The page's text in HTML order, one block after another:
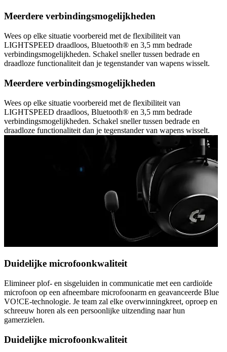
Meerdere verbindingsmogelijkheden
Wees op elke situatie voorbereid met de flexibiliteit van
LIGHTSPEED draadloos, Bluetooth® en 3,5 mm bedrade
verbindingsmogelijkheden. Schakel sneller tussen bedrade en
draadloze functionaliteit dan je tegenstander van wapens wisselt.
Meerdere verbindingsmogelijkheden
Wees op elke situatie voorbereid met de flexibiliteit van
LIGHTSPEED draadloos, Bluetooth® en 3,5 mm bedrade
verbindingsmogelijkheden. Schakel sneller tussen bedrade en
draadloze functionaliteit dan je tegenstander van wapens wisselt.
Duidelijke microfoonkwaliteit
Elimineer plof- en sisgeluiden in communicatie met een cardioïde
microfoon op een afneembare microfoonarm en geavanceerde Blue
VO!CE-technologie. Je team zal elke overwinningkreet, oproep en
schreeuw horen als een persoonlijke uitzending naar hun
gamerzielen.
Duidelijke microfoonkwaliteit